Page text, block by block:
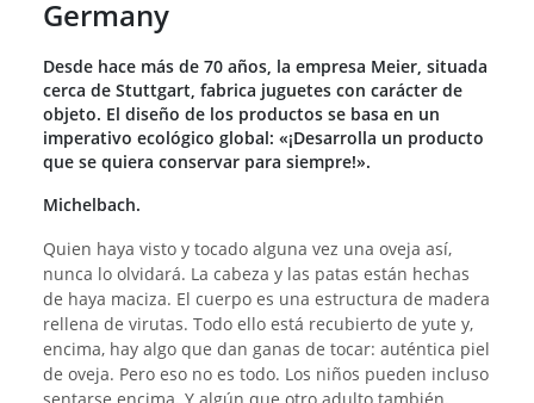
Germany
Desde hace más de 70 años, la empresa Meier, situada
cerca de Stuttgart, fabrica juguetes con carácter de
objeto. El diseño de los productos se basa en un
imperativo ecológico global: «¡Desarrolla un producto
que se quiera conservar para siempre!».
Michelbach.
Quien haya visto y tocado alguna vez una oveja así,
nunca lo olvidará. La cabeza y las patas están hechas
de haya maciza. El cuerpo es una estructura de madera
rellena de virutas. Todo ello está recubierto de yute y,
encima, hay algo que dan ganas de tocar: auténtica piel
de oveja. Pero eso no es todo. Los niños pueden incluso